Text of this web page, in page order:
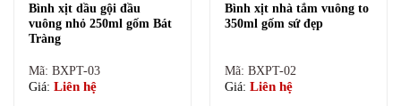
Bình xịt dầu gội đầu
vuông nhỏ 250ml gốm Bát
Tràng
Mã: BXPT-03
Giá:Liên hệ
Bình xịt nhà tắm vuông to
350ml gốm sứ đẹp
Mã: BXPT-02
Giá:Liên hệ